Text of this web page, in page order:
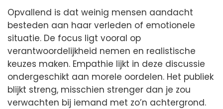
Opvallend is dat weinig mensen aandacht
besteden aan haar verleden of emotionele
situatie. De focus ligt vooral op
verantwoordelijkheid nemen en realistische
keuzes maken. Empathie lijkt in deze discussie
ondergeschikt aan morele oordelen. Het publiek
blijkt streng, misschien strenger dan je zou
verwachten bij iemand met zo’n achtergrond.